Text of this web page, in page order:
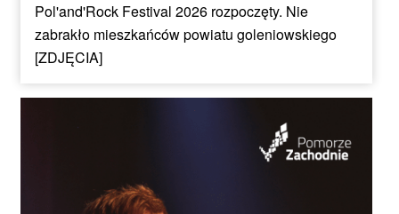
Pol'and'Rock Festival 2026 rozpoczęty. Nie
zabrakło mieszkańców powiatu goleniowskiego
[ZDJĘCIA]